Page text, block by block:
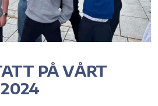
PÅ VÅRT